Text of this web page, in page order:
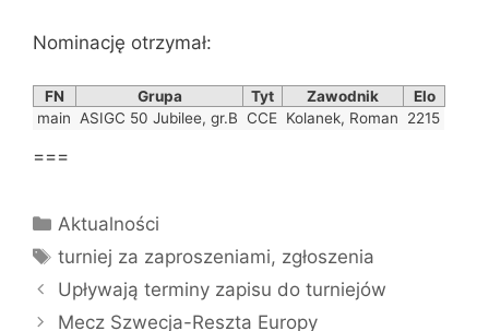
Nominację otrzymał:
FN Grupa Tyt Zawodnik
Elo
main
ASIGC 50 Jubilee, gr.B CCE Kolanek, Roman 2215
===
Kategorie
Aktualności
Tagi
turniej za zaproszeniami, zgłoszenia
Upływają terminy zapisu do turniejów
Mecz Szwecja-Reszta Europy